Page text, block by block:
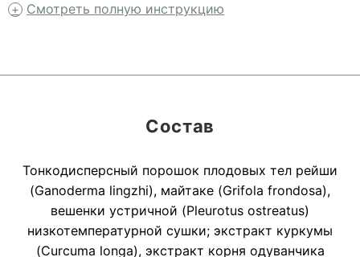
Смотреть полную инструкцию
Состав
Тонкодисперсный порошок плодовых тел рейши
(Ganoderma lingzhi), майтаке (Grifola frondosa),
вешенки устричной (Pleurotus ostreatus)
низкотемпературной сушки; экстракт куркумы
(Curcuma longa), экстракт корня одуванчика